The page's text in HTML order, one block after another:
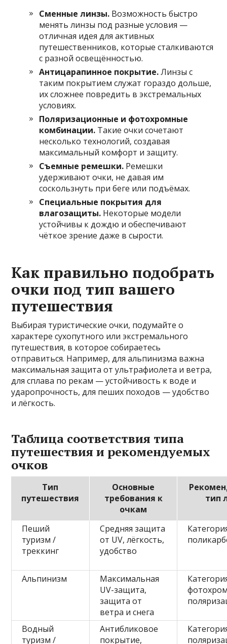
Сменные линзы. Возможность быстро
менять линзы под разные условия —
отличная идея для активных
путешественников, которые сталкиваются
с разной освещённостью.
Антицарапинное покрытие.Линзы с
таким покрытием служат гораздо дольше,
их сложнее повредить в экстремальных
условиях.
Поляризационные и фотохромные
комбинации. Такие очки сочетают
несколько технологий, создавая
максимальный комфорт и защиту.
Съемные ремешки. Ремешки
удерживают очки, не давая им
соскользнуть при беге или подъёмах.
Специальные покрытия для
влагозащиты. Некоторые модели
устойчивы к дождю и обеспечивают
чёткое зрение даже в сырости.
Как правильно подобрать
очки под тип вашего
путешествия
Выбирая туристические очки, подумайте о
характере сухопутного или экстремального
путешествия, в которое собираетесь
отправиться. Например, для альпинизма важна
максимальная защита от ультрафиолета и ветра,
для сплава по рекам — устойчивость к воде и
ударопрочность, для пеших походов — удобство
и лёгкость.
Таблица соответствия типа
путешествия и рекомендуемых
очков
Тип
путешествия
Основные
требования к
очкам
тип
Пеший
туризм /
треккинг
Средняя защита
от UV, лёгкость,
удобство
Альпинизм
Максимальная
UV-защита,
защита от
ветра и снега
Водный
туризм /
Антибликовое
покрытие,